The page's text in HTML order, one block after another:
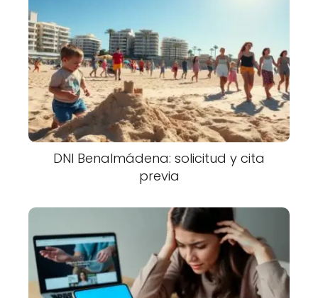
DNI Benalmádena: solicitud y cita
previa